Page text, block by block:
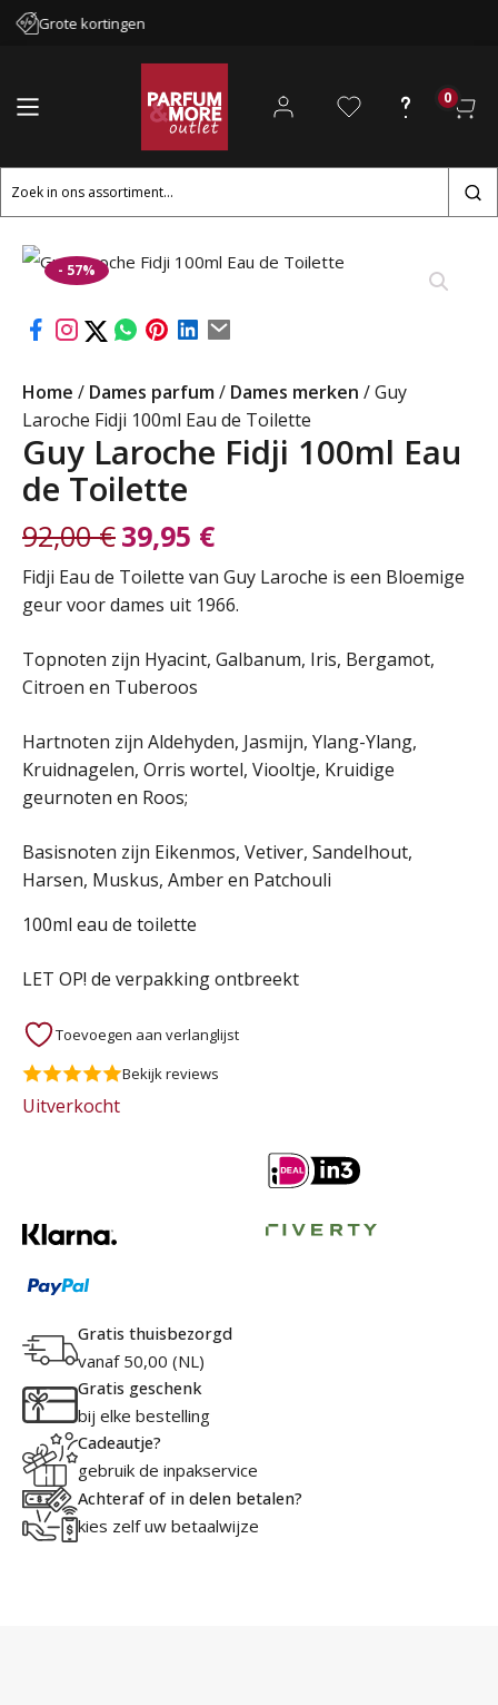
Grote kortingen
0
Zoeken
naar:
- 57%
Home / Dames parfum/ Dames merken / Guy
Laroche Fidji 100ml Eau de Toilette
Guy Laroche Fidji 100ml Eau
de Toilette
92,00€
Oorspronkelijke
prijs
was:
92,00 €.
39,95 €
Huidige
prijs
is:
39,95 €.
Fidji Eau de Toilette van Guy Laroche is een Bloemige
geur voor dames uit 1966.
Topnoten zijn Hyacint, Galbanum, Iris, Bergamot,
Citroen en Tuberoos
Hartnoten zijn Aldehyden, Jasmijn, Ylang-Ylang,
Kruidnagelen, Orris wortel, Viooltje, Kruidige
geurnoten en Roos;
Basisnoten zijn Eikenmos, Vetiver, Sandelhout,
Harsen, Muskus, Amber en Patchouli
100ml eau de toilette
LET OP! de verpakking ontbreekt
Toevoegen aan verlanglijst
Bekijk reviews
Uitverkocht
Gratis thuisbezorgd
vanaf 50,00 (NL)
Gratis geschenk
bij elke bestelling
Cadeautje?
gebruik de inpakservice
Achteraf of in delen betalen?
kies zelf uw betaalwijze